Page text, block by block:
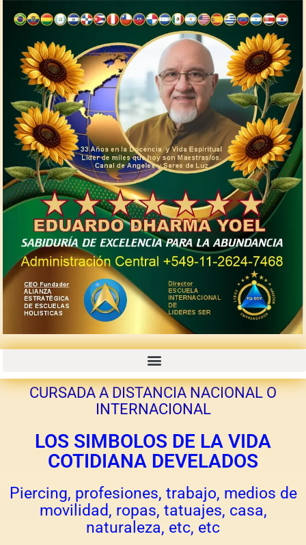
CURSADA A DISTANCIA NACIONAL O
INTERNACIONAL
LOS SIMBOLOS DE LA VIDA
COTIDIANA DEVELADOS
Piercing, profesiones, trabajo, medios de
movilidad, ropas, tatuajes, casa,
naturaleza, etc, etc